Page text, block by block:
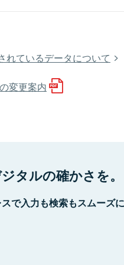
れているデータについて
変更案内
タルの確かさを。
で入力も検索もスムーズ